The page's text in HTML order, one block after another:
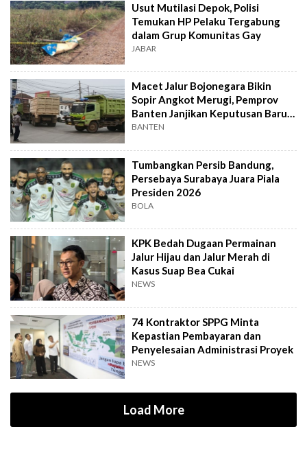
Usut Mutilasi Depok, Polisi
Temukan HP Pelaku Tergabung
dalam Grup Komunitas Gay
JABAR
Macet Jalur Bojonegara Bikin
Sopir Angkot Merugi, Pemprov
Banten Janjikan Keputusan Baru 4
Hari Lagi
BANTEN
Tumbangkan Persib Bandung,
Persebaya Surabaya Juara Piala
Presiden 2026
BOLA
KPK Bedah Dugaan Permainan
Jalur Hijau dan Jalur Merah di
Kasus Suap Bea Cukai
NEWS
74 Kontraktor SPPG Minta
Kepastian Pembayaran dan
Penyelesaian Administrasi Proyek
NEWS
Load More